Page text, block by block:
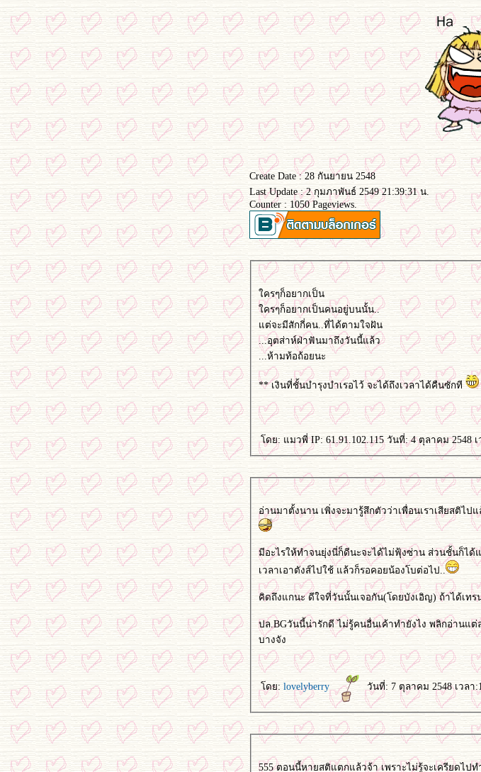
Create Date : 28 กันยายน 2548
Last Update : 2 กุมภาพันธ์ 2549 21:39:31 น.
Counter : 1050 Pageviews.
ครๆก็อยากเป็น
ครๆก็อยากเป็นคนอยู่บนนั้น..
ต่จะมีสักกี่คน..ที่ได้ตามใจฝัน
...อุตส่าห์ฝ่าฟันมาถึงวันนี้แล้ว
...ห้ามท้อถ้อยนะ
** เงินที่ชั้นบำรุงบำเรอไว้ จะได้ถึงเวลาได้คืนซักที
ดย: แมวพี่ IP: 61.91.102.115 วันที่: 4 ตุลาคม 2548 เ
อ่านมาตั้งนาน เพิ่งจะมารู้สึกตัวว่าเพื่อนเราเสียสติไป
มีอะไรให้ทำจนยุ่งนี่ก็ดีนะจะได้ไม่ฟุ้งซ่าน ส่วนชั้นก็ได้
เวลาเอาตังส์ไปใช้ แล้วก็รอคอยน้องโบต่อไป..
คิดถึงแกนะ ดีใจที่วันนั้นเจอกัน(โดยบังเอิญ) ถ้าได้เท
ปล.BGวันนี้น่ารักดี ไม่รู้คนอื่นเค้าทำยังไง พลิกอ่านแ
บางจัง
ดย:lovelyberry วันที่: 7 ตุลาคม 2548 เวลา
555 ตอนนี้หายสติแตกแล้วจ้า เพราะไม่รู้จะเครียดไปทำมายยยยยยยย เดี๋ยวก็ต้อง